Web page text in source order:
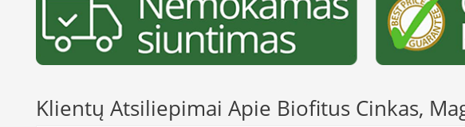
Klientų Atsiliepimai Apie Biofitus Cinkas,